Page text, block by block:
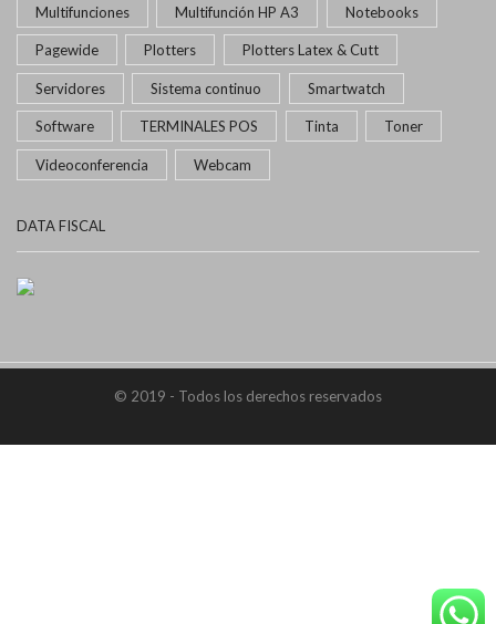
Multifunciones Multifunción HP A3 Notebooks
Pagewide Plotters Plotters Latex & Cutt
Servidores Sistema continuo Smartwatch
Software TERMINALES POS Tinta Toner
Videoconferencia Webcam
DATA FISCAL
© 2019 - Todos los derechos reservados